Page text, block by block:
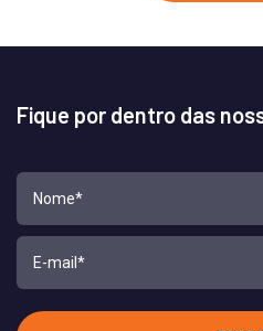
Fique por dentro das